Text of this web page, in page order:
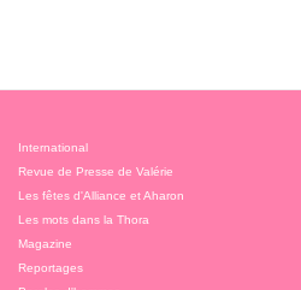
International
Revue de Presse de Valérie
Les fêtes d'Alliance et Aharon
Les mots dans la Thora
Magazine
Reportages